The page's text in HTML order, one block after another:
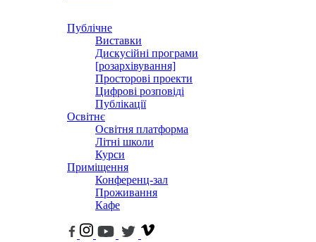
Публічне
Виставки
Дискусійні програми
[розархівування]
Просторові проекти
Цифрові розповіді
Публікації
Освітнє
Освітня платформа
Літні школи
Курси
Приміщення
Конференц-зал
Проживання
Кафе